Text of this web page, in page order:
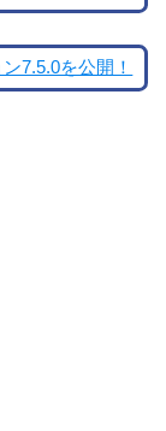
7.5.0を公開！